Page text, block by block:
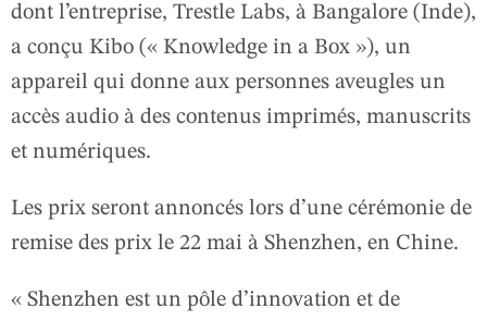
dont l’entreprise, Trestle Labs, à Bangalore (Inde),
a conçu Kibo (« Knowledge in a Box »), un
appareil qui donne aux personnes aveugles un
accès audio à des contenus imprimés, manuscrits
et numériques.
Les prix seront annoncés lors d’une cérémonie de
remise des prix le 22 mai à Shenzhen, en Chine.
« Shenzhen est un pôle d’innovation et de